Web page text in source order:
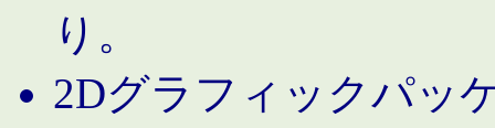
り。
2Dグラフィックパッ